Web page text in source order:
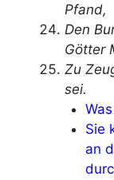
Pfand,
Den
Götter
Zu
sei.
Sie
an